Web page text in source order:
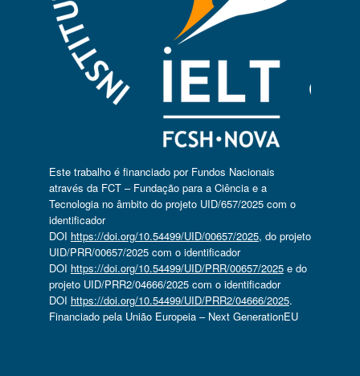
Este trabalho é financiado por Fundos Nacionais
através da FCT – Fundação para a Ciência e a
Tecnologia no âmbito do projeto UID/657/2025 com o
identificador
DOI https://doi.org/10.54499/UID/00657/2025, do projeto
UID/PRR/00657/2025 com o identificador
DOI https://doi.org/10.54499/UID/PRR/00657/2025e do
projeto UID/PRR2/04666/2025 com o identificador
DOI https://doi.org/10.54499/UID/PRR2/04666/2025.
Financiado pela União Europeia – Next GenerationEU